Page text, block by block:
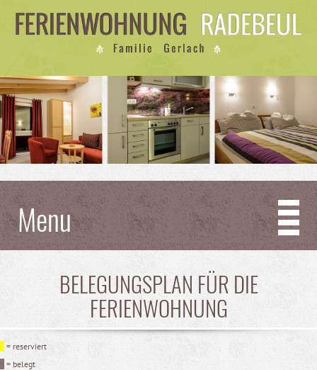
Menu
BELEGUNGSPLAN FÜR DIE
FERIENWOHNUNG
= reserviert
= belegt